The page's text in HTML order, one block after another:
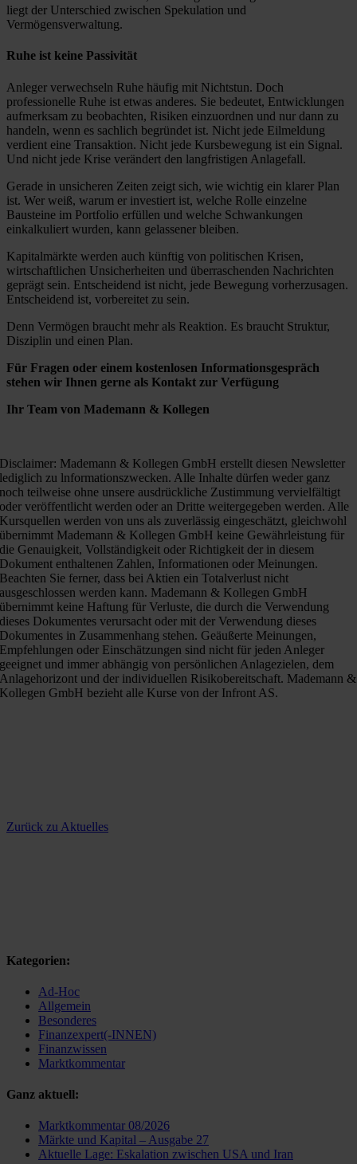
liegt der Unterschied zwischen Spekulation und
Vermögensverwaltung.
Ruhe ist keine Passivität
Anleger verwechseln Ruhe häufig mit Nichtstun. Doch
professionelle Ruhe ist etwas anderes. Sie bedeutet, Entwicklungen
aufmerksam zu beobachten, Risiken einzuordnen und nur dann zu
handeln, wenn es sachlich begründet ist. Nicht jede Eilmeldung
verdient eine Transaktion. Nicht jede Kursbewegung ist ein Signal.
Und nicht jede Krise verändert den langfristigen Anlagefall.
Gerade in unsicheren Zeiten zeigt sich, wie wichtig ein klarer Plan
ist. Wer weiß, warum er investiert ist, welche Rolle einzelne
Bausteine im Portfolio erfüllen und welche Schwankungen
einkalkuliert wurden, kann gelassener bleiben.
Kapitalmärkte werden auch künftig von politischen Krisen,
wirtschaftlichen Unsicherheiten und überraschenden Nachrichten
geprägt sein. Entscheidend ist nicht, jede Bewegung vorherzusagen.
Entscheidend ist, vorbereitet zu sein.
Denn Vermögen braucht mehr als Reaktion. Es braucht Struktur,
Disziplin und einen Plan.
Für Fragen oder einem kostenlosen Informationsgespräch
stehen wir Ihnen gerne als Kontakt zur Verfügung
Ihr Team von Mademann & Kollegen
Disclaimer: Mademann & Kollegen GmbH erstellt diesen Newsletter
lediglich zu lnformationszwecken. Alle Inhalte dürfen weder ganz
noch teilweise ohne unsere ausdrückliche Zustimmung vervielfältigt
oder veröffentlicht werden oder an Dritte weitergegeben werden. Alle
Kursquellen werden von uns als zuverlässig eingeschätzt, gleichwohl
übernimmt Mademann & Kollegen GmbH keine Gewährleistung für
die Genauigkeit, Vollständigkeit oder Richtigkeit der in diesem
Dokument enthaltenen Zahlen, Informationen oder Meinungen.
Beachten Sie ferner, dass bei Aktien ein Totalverlust nicht
ausgeschlossen werden kann. Mademann & Kollegen GmbH
übernimmt keine Haftung für Verluste, die durch die Verwendung
dieses Dokumentes verursacht oder mit der Verwendung dieses
Dokumentes in Zusammenhang stehen. Geäußerte Meinungen,
Empfehlungen oder Einschätzungen sind nicht für jeden Anleger
geeignet und immer abhängig von persönlichen Anlagezielen, dem
Anlagehorizont und der individuellen Risikobereitschaft. Mademann &
Kollegen GmbH bezieht alle Kurse von der Infront AS.
Zurück zu Aktuelles
Kategorien:
Ad-Hoc
Allgemein
Besonderes
Finanzexpert(-INNEN)
Finanzwissen
Marktkommentar
Ganz aktuell:
Marktkommentar 08/2026
Märkte und Kapital – Ausgabe 27
Aktuelle Lage: Eskalation zwischen USA und Iran